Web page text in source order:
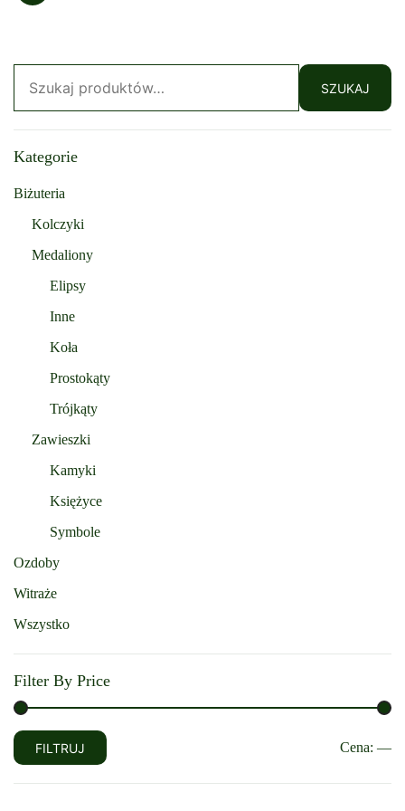
SZUKAJ
Kategorie
Biżuteria
Kolczyki
Medaliony
Elipsy
Inne
Koła
Prostokąty
Trójkąty
Zawieszki
Kamyki
Księżyce
Symbole
Ozdoby
Witraże
Wszystko
Filter By Price
Cena
min
Cena
max
FILTRUJ Cena: —